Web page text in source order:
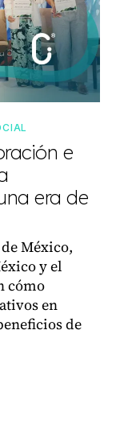
e
era de
México,
y el
cómo
en
de